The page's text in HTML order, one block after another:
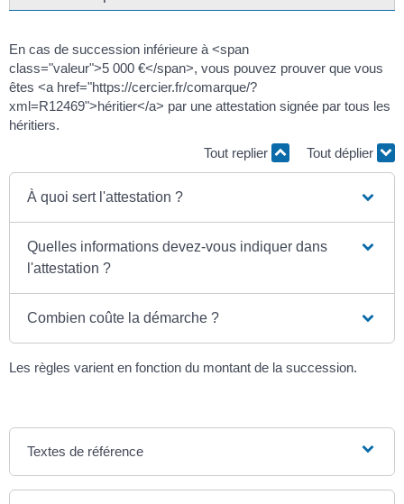
En cas de succession inférieure à <span
class="valeur">5 000 €</span>, vous pouvez prouver que vous
êtes <a href="https://cercier.fr/comarque/?
xml=R12469">héritier</a> par une attestation signée par tous les
héritiers.
Tout replier
Tout déplier
À quoi sert l'attestation ?
Quelles informations devez-vous indiquer dans
l'attestation ?
Combien coûte la démarche ?
Les règles varient en fonction du montant de la succession.
Textes de référence